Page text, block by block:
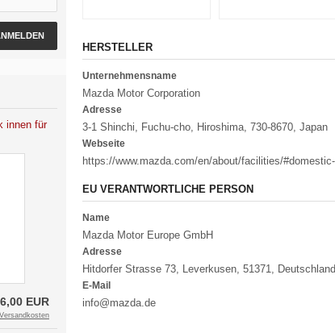
HERSTELLER
Unternehmensname
Mazda Motor Corporation
Adresse
3-1 Shinchi, Fuchu-cho, Hiroshima, 730-8670, Japan
Webseite
https://www.mazda.com/en/about/facilities/
EU VERANTWORTLICHE PERSON
Name
Mazda Motor Europe GmbH
Adresse
Hitdorfer Strasse 73, Leverkusen, 51371, Deutschland
E-Mail
info@mazda.de
innen für
6,00 EUR
Versandkosten